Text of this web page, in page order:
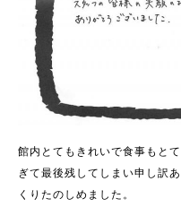
館内とてもきれいで食事もと
ぎて最後残してしまい申し訳
くりたのしめました。